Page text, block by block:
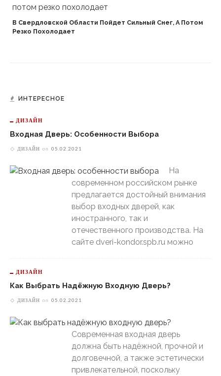
В Свердловской Области Пойдет Сильный Снег, А Потом
Резко Похолодает
ИНТЕРЕСНОЕ
ДИЗАЙН
Входная Дверь: Особенности Выбора
ДИЗАЙН on 05.02.2021
На
современном российском рынке
предлагается достойный внимания
выбор входных дверей, как
иностранного, так и
отечественного производства. На
сайте dveri-kondor.spb.ru можно
ДИЗАЙН
Как Выбрать Надёжную Входную Дверь?
ДИЗАЙН on 05.02.2021
Современная входная дверь
должна быть надёжной, прочной и
долговечной, а также эстетически
привлекательной, поскольку